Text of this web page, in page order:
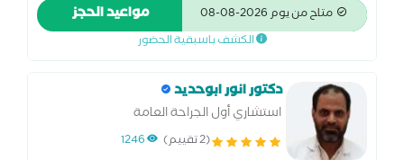
وذلك لإننا نعالج أسباب المرض
اندلسية حى الجامعة بجدة المملكة العربية السعودية (سابقا )
-جراحات السمنة المفرطة تكميم المعدة-تحويل المسار
السرة بالمنظار-اسئصال اورام البطن والقولون بالمنظار-اصلاح
فتق الحجاب الحاجز وجراحات ارتجاع المرئ بالمنظار-استئصال
المرارة-استئصال الزائدة الدودية ودوالي الخصية بالمنظار-جراحات
الشرج والمستقيم-جراحات الغدد-جراحات القدم السكري-
متاح من يوم 2026-08-08 مواعيد الحجز
الكشف باسبقية الحضور
دكتور انور ابوحديد
استشاري أول الجراحة العامة
(2 تقييم) 1246